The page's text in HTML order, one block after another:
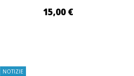
15,00 €
NOTIZIE